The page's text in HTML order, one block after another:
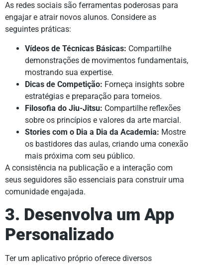
As redes sociais são ferramentas poderosas para
engajar e atrair novos alunos. Considere as
seguintes práticas:
Vídeos de Técnicas Básicas: Compartilhe
demonstrações de movimentos fundamentais,
mostrando sua expertise.
Dicas de Competição: Forneça insights sobre
estratégias e preparação para torneios.
Filosofia do Jiu-Jitsu: Compartilhe reflexões
sobre os princípios e valores da arte marcial.
Stories com o Dia a Dia da Academia: Mostre
os bastidores das aulas, criando uma conexão
mais próxima com seu público.
A consistência na publicação e a interação com
seus seguidores são essenciais para construir uma
comunidade engajada.
3. Desenvolva um App
Personalizado
Ter um aplicativo próprio oferece diversos